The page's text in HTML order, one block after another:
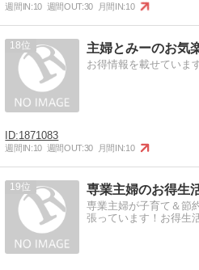
週間IN:10 週間OUT:30 月間IN:10
18 主婦とみーのお気
お得情報を載せていま
1871083
週間IN:10 週間OUT:30 月間IN:10
19 専業主婦のお得生
専業主婦が子育て＆節
張っています！お得生